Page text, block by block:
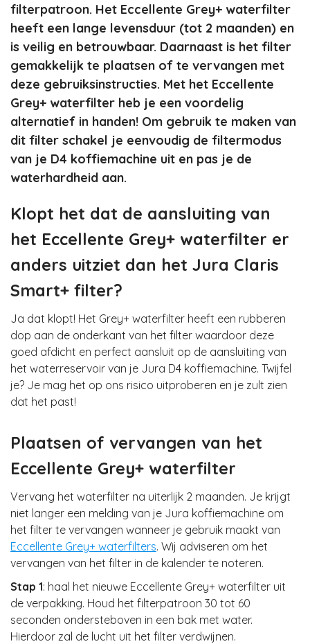
filterpatroon. Het Eccellente Grey+ waterfilter
heeft een lange levensduur (tot 2 maanden) en
is veilig en betrouwbaar. Daarnaast is het filter
gemakkelijk te plaatsen of te vervangen met
deze gebruiksinstructies. Met het Eccellente
Grey+ waterfilter heb je een voordelig
alternatief in handen! Om gebruik te maken van
dit filter schakel je eenvoudig de filtermodus
van je D4 koffiemachine uit en pas je de
waterhardheid aan.
Klopt het dat de aansluiting van
het Eccellente Grey+ waterfilter er
anders uitziet dan het Jura Claris
Smart+ filter?
Ja dat klopt! Het Grey+ waterfilter heeft een rubberen
dop aan de onderkant van het filter waardoor deze
goed afdicht en perfect aansluit op de aansluiting van
het waterreservoir van je Jura D4 koffiemachine. Twijfel
je? Je mag het op ons risico uitproberen en je zult zien
dat het past!
Plaatsen of vervangen van het
Eccellente Grey+ waterfilter
Vervang het waterfilter na uiterlijk 2 maanden. Je krijgt
niet langer een melding van je Jura koffiemachine om
het filter te vervangen wanneer je gebruik maakt van
Eccellente Grey+ waterfilters. Wij adviseren om het
vervangen van het filter in de kalender te noteren.
Stap 1: haal het nieuwe Eccellente Grey+ waterfilter uit
de verpakking. Houd het filterpatroon 30 tot 60
seconden ondersteboven in een bak met water.
Hierdoor zal de lucht uit het filter verdwijnen.